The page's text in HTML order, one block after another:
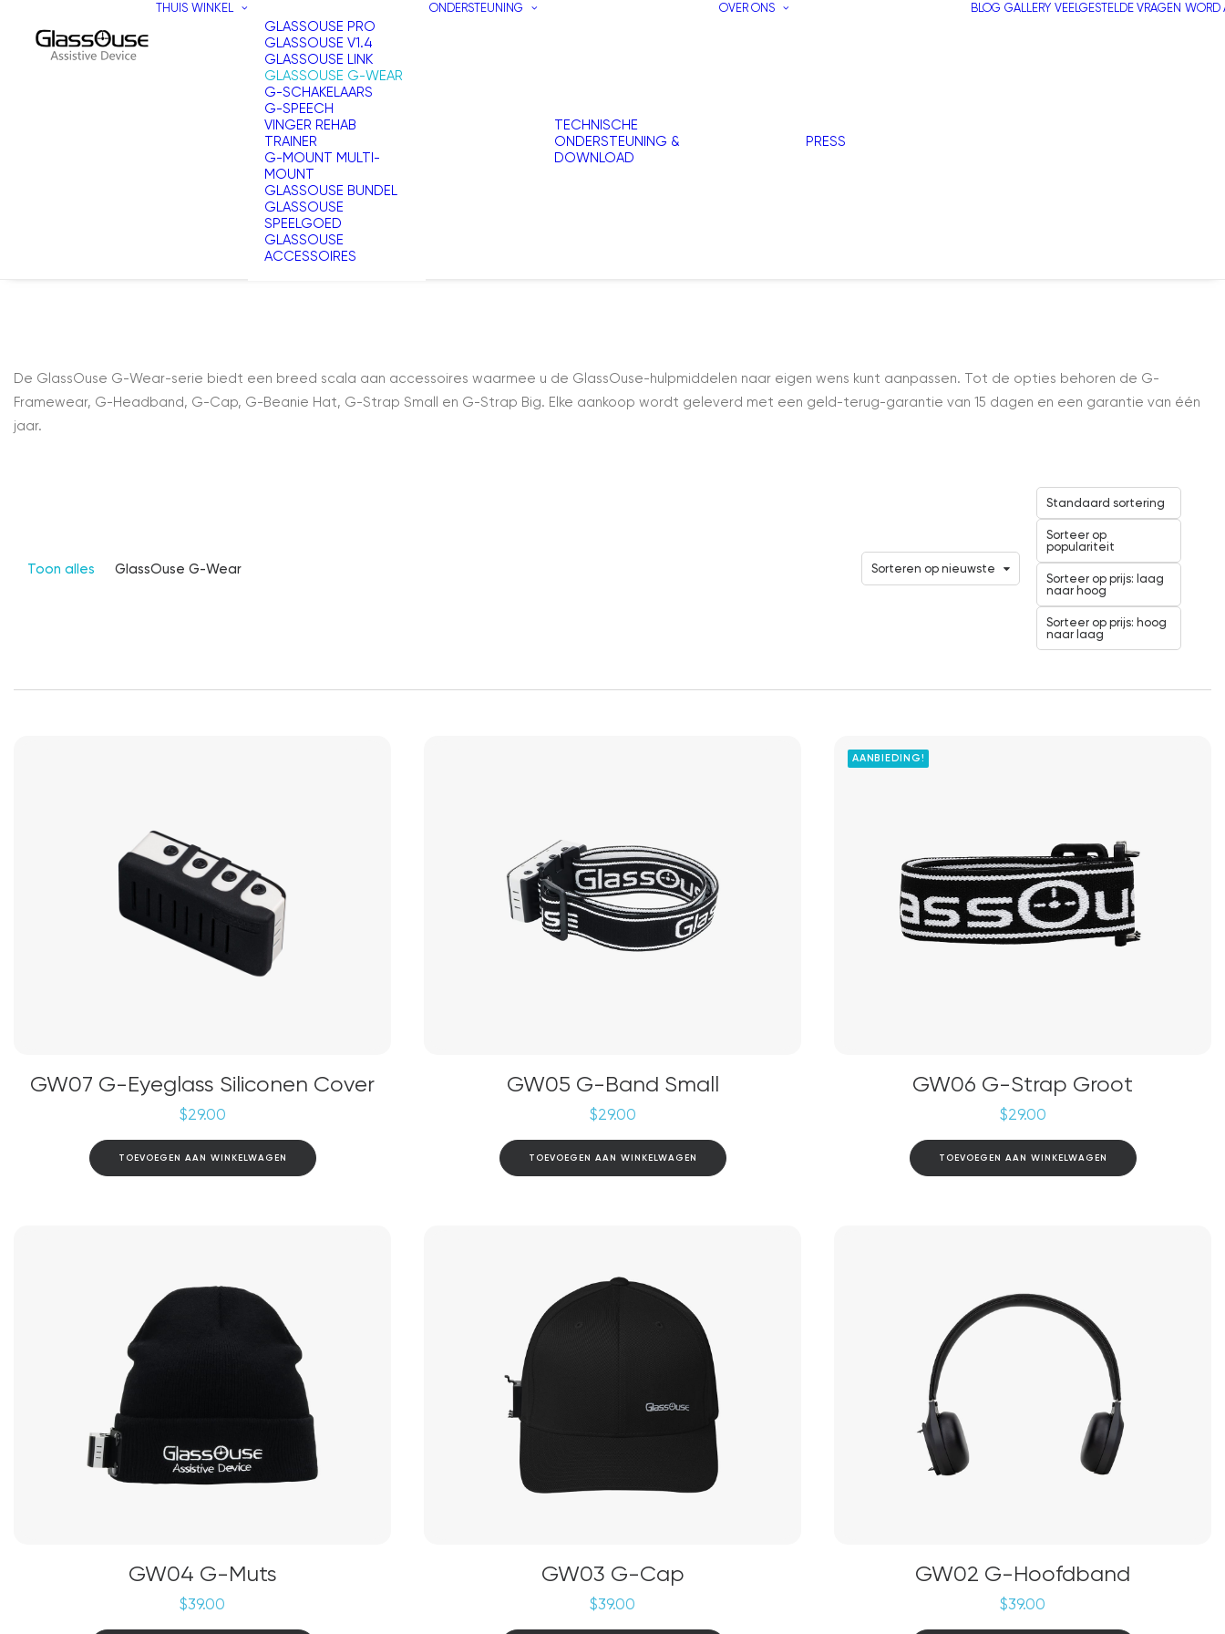
THUIS WINKEL
GLASSOUSE PRO
GLASSOUSE V1.4
GLASSOUSE LINK
GLASSOUSE G-WEAR
G-SCHAKELAARS
G-SPEECH
VINGER REHAB
TRAINER
G-MOUNT MULTI-
MOUNT
GLASSOUSE BUNDEL
GLASSOUSE
SPEELGOED
GLASSOUSE
ACCESSOIRES
ONDERSTEUNING
TECHNISCHE
ONDERSTEUNING &
DOWNLOAD
OVER ONS
PRESS
BLOG GALLERY VEELGESTELDE VRAGEN WORD
De GlassOuse G-Wear-serie biedt een breed scala aan accessoires waarmee u de GlassOuse-hulpmiddelen naar eigen wens kunt aanpassen. Tot de opties behoren de G-
Framewear, G-Headband, G-Cap, G-Beanie Hat, G-Strap Small en G-Strap Big. Elke aankoop wordt geleverd met een geld-terug-garantie van 15 dagen en een garantie van één
jaar.
Toon alles GlassOuse G-Wear Sorteren op nieuwste
Standaard sortering
Sorteer op
populariteit
Sorteer op prijs: laag
naar hoog
Sorteer op prijs: hoog
naar laag
GW07 G-Eyeglass Siliconen Cover
$29.00
TOEVOEGEN AAN WINKELWAGEN
GW05 G-Band Small
$29.00
TOEVOEGEN AAN WINKELWAGEN
AANBIEDING!
GW06 G-Strap Groot
$29.00
TOEVOEGEN AAN WINKELWAGEN
GW04 G-Muts
$39.00
GW03 G-Cap
$39.00
GW02 G-Hoofdband
$39.00